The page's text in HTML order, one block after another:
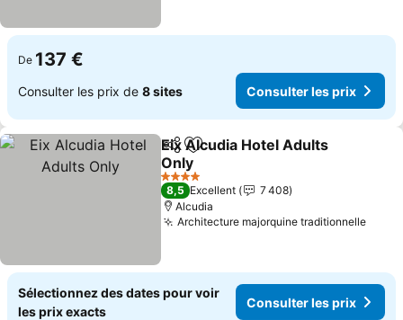
De 137 €
Consulter les prix de 8 sites Consulter les prix
PartagerAjouter à mes favoris
Eix Alcudia Hotel Adults
Only
4 Étoiles
8,5 Excellent
7 408
Alcudia
Architecture majorquine traditionnelle
Sélectionnez des dates pour voir
les prix exacts
Consulter les prix